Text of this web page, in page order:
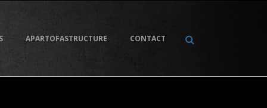
APARTOFASTRUCTURE CONTACT